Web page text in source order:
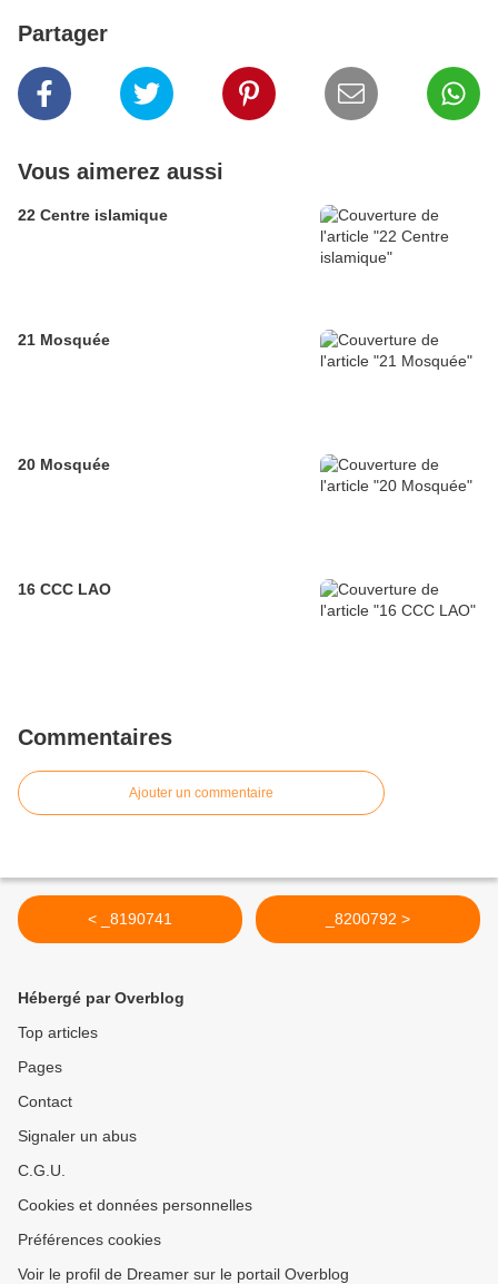
Partager
Vous aimerez aussi
22 Centre islamique
21 Mosquée
20 Mosquée
16 CCC LAO
Commentaires
Ajouter un commentaire
< _8190741 _8200792 >
Hébergé par Overblog
Top articles
Pages
Contact
Signaler un abus
C.G.U.
Cookies et données personnelles
Préférences cookies
Voir le profil de Dreamer sur le portail Overblog